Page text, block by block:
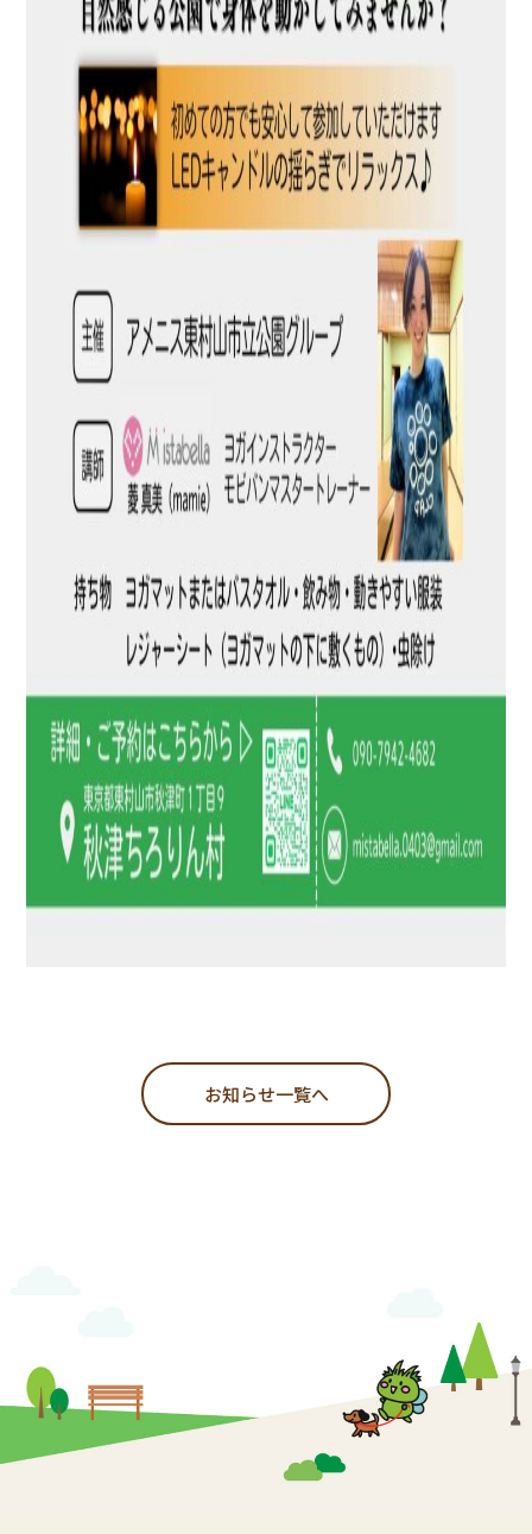
お知らせ一覧へ